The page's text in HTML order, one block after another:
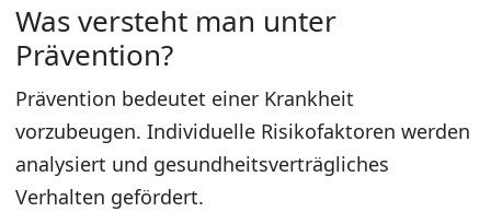
Was versteht man unter
Prävention?
Prävention bedeutet einer Krankheit
vorzubeugen. Individuelle Risikofaktoren werden
analysiert und gesundheitsverträgliches
Verhalten gefördert.